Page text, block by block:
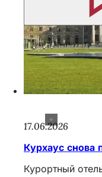
17.06.2026
Курхаус снова
Курортный